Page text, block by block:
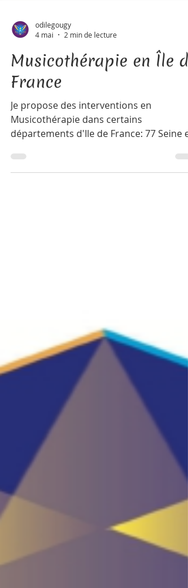
4 mai
2 min de lecture
Musicothérapie en Île de
France
Je propose des interventions en
départements d'Ile de France: 77 Seine et
Marne - 78 Yvelines - 92 Hauts-de-Seine et